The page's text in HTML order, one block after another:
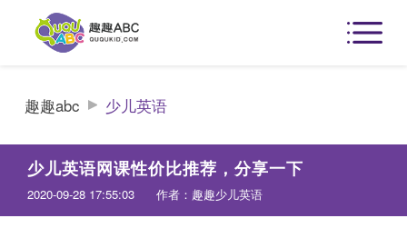
趣趣abc 少儿英语
少儿英语网课性价比推荐，分享一下
2020-09-28 17:55:03 作者：趣趣少儿英语